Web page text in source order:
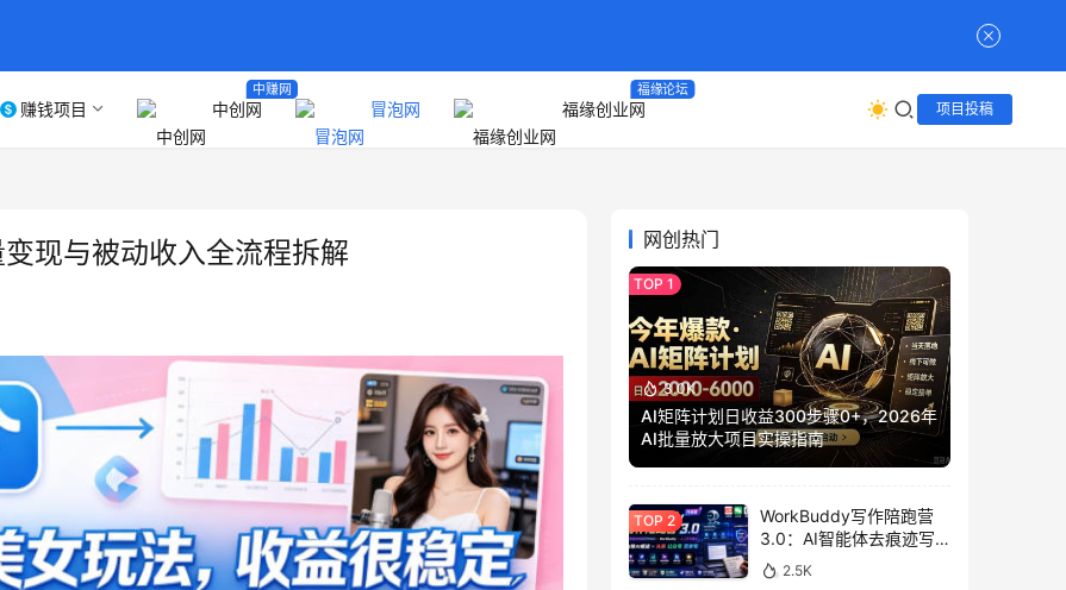
赚钱项目 中创网
中赚网
冒泡网 福缘创业网
福缘论坛
项目投稿
现与被动收入全流程拆解 网创热门
3.0K
AI矩阵计划日收益300步骤0+，2026年
AI批量放大项目实操指南
WorkBuddy写作陪跑营
3.0：AI智能体去痕迹写
作，头条公众号百家号变
现
2.5K